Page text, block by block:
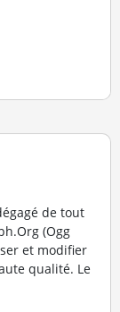
de tout
(Ogg
et modifier
qualité. Le